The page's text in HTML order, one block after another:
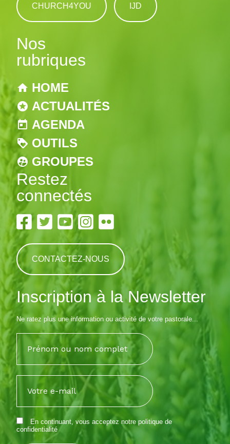
CHURCH4YOU IJD
Nos
rubriques
HOME
ACTUALITÉS
AGENDA
OUTILS
GROUPES
Restez
connectés
CONTACTEZ-NOUS
Inscription à la Newsletter
Ne ratez plus une information ou activité de votre pastorale...
En continuant, vous acceptez notre politique de
confidentialité